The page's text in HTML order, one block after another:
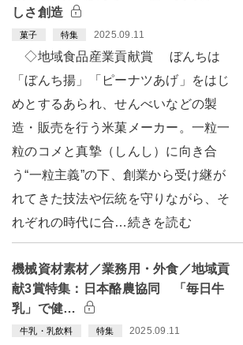
しさ創造
菓子 特集 2025.09.11
◇地域食品産業貢献賞 ぼんちは
「ぼんち揚」「ピーナツあげ」をはじ
めとするあられ、せんべいなどの製
造・販売を行う米菓メーカー。一粒一
粒のコメと真摯（しんし）に向き合
う“一粒主義”の下、創業から受け継が
れてきた技法や伝統を守りながら、そ
れぞれの時代に合…続きを読む
機械資材素材／業務用・外食／地域貢
献3賞特集：日本酪農協同 「毎日牛
乳」で健…
牛乳・乳飲料 特集 2025.09.11